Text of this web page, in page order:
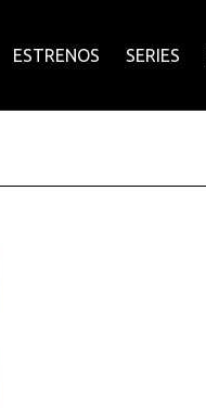
ESTRENOS SERIES